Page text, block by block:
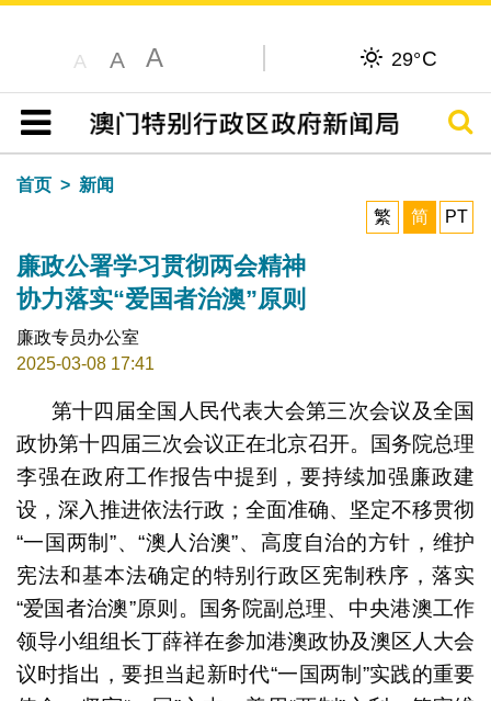
A A A 29°C
目录
搜寻
首页
新闻
繁
简 PT
廉政公署学习贯彻两会精神
协力落实“爱国者治澳”原则
廉政专员办公室
2025-03-08 17:41
第十四届全国人民代表大会第三次会议及全国
政协第十四届三次会议正在北京召开。国务院总理
李强在政府工作报告中提到，要持续加强廉政建
设，深入推进依法行政；全面准确、坚定不移贯彻
“一国两制”、“澳人治澳”、高度自治的方针，维护
宪法和基本法确定的特别行政区宪制秩序，落实
“爱国者治澳”原则。国务院副总理、中央港澳工作
领导小组组长丁薛祥在参加港澳政协及澳区人大会
议时指出，要担当起新时代“一国两制”实践的重要